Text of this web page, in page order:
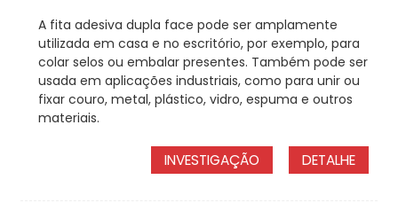
A fita adesiva dupla face pode ser amplamente
utilizada em casa e no escritório, por exemplo, para
colar selos ou embalar presentes. Também pode ser
usada em aplicações industriais, como para unir ou
fixar couro, metal, plástico, vidro, espuma e outros
materiais.
INVESTIGAÇÃO DETALHE